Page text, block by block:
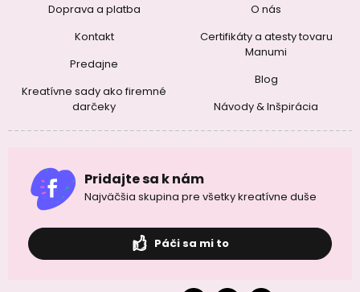
Doprava a platba
Kontakt
Predajne
Kreatívne sady ako firemné
darčeky
O nás
Certifikáty a atesty tovaru
Manumi
Blog
Návody & Inšpirácia
Pridajte sa k nám
Najväčšia skupina pre všetky kreatívne duše
Páči sa mi to